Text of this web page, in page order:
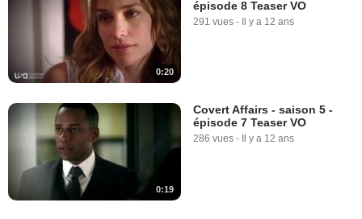
0:20
épisode 8 Teaser VO
291 vues - Il y a 12 ans
0:19
Covert Affairs - saison 5 -
épisode 7 Teaser VO
286 vues - Il y a 12 ans